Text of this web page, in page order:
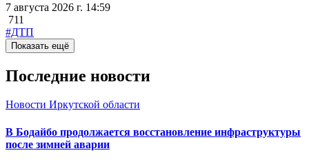
7 августа 2026 г. 14:59
711
#ДТП
Показать ещё
Последние новости
Новости Иркутской области
В Бодайбо продолжается восстановление инфраструктуры
после зимней аварии